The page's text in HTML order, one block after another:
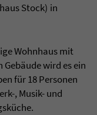
Stock) in
Wohnhaus mit
wird es ein
für 18 Personen
, Musik- und